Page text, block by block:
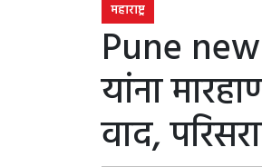
महाराष्ट्र
Pune
यांना
वाद,